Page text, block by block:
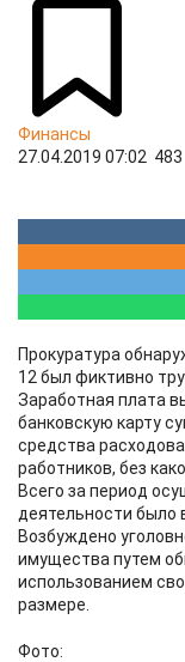
Финансы
27.04.2019 07:02 483
Прокуратура
12 был фиктивно
Заработная плата
банковскую карту
средства
работников, без
Всего за период
деятельности было
Возбуждено
имущества путем
использованием
размере.
Фото: